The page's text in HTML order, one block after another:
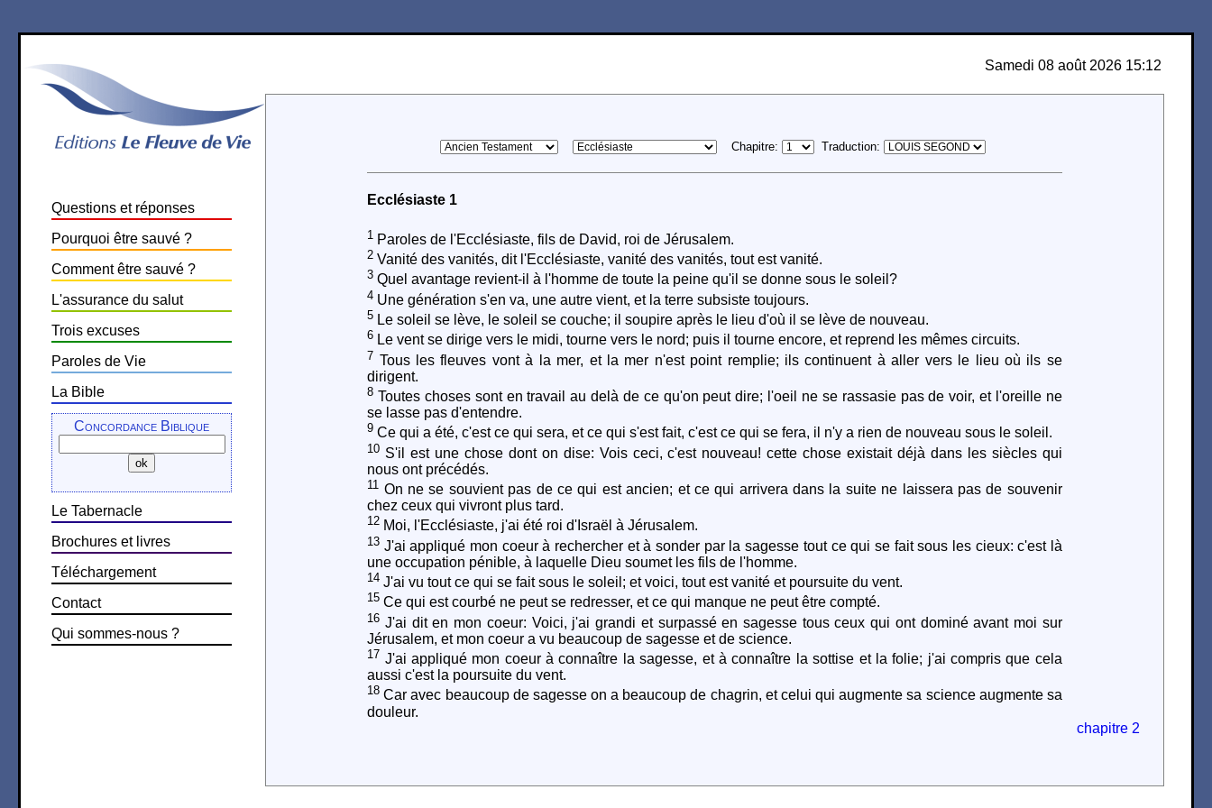
Samedi 08 août 2026 15:12
Questions et réponses
Pourquoi être sauvé ?
Comment être sauvé ?
L'assurance du salut
Trois excuses
Paroles de Vie
La Bible
Concordance Biblique
Le Tabernacle
Brochures et livres
Téléchargement
Contact
Qui sommes-nous ?
Chapitre: Traduction:
Ecclésiaste 1
1 Paroles de l'Ecclésiaste, fils de David, roi de Jérusalem.
2 Vanité des vanités, dit l'Ecclésiaste, vanité des vanités, tout est vanité.
3 Quel avantage revient-il à l'homme de toute la peine qu'il se donne sous le soleil?
4 Une génération s'en va, une autre vient, et la terre subsiste toujours.
5 Le soleil se lève, le soleil se couche; il soupire après le lieu d'où il se lève de nouveau.
6 Le vent se dirige vers le midi, tourne vers le nord; puis il tourne encore, et reprend les mêmes circuits.
7 Tous les fleuves vont à la mer, et la mer n'est point remplie; ils continuent à aller vers le lieu où ils se
dirigent.
8 Toutes choses sont en travail au delà de ce qu'on peut dire; l'oeil ne se rassasie pas de voir, et l'oreille ne
se lasse pas d'entendre.
9 Ce qui a été, c'est ce qui sera, et ce qui s'est fait, c'est ce qui se fera, il n'y a rien de nouveau sous le soleil.
10 S'il est une chose dont on dise: Vois ceci, c'est nouveau! cette chose existait déjà dans les siècles qui
nous ont précédés.
11 On ne se souvient pas de ce qui est ancien; et ce qui arrivera dans la suite ne laissera pas de souvenir
chez ceux qui vivront plus tard.
12 Moi, l'Ecclésiaste, j'ai été roi d'Israël à Jérusalem.
13 J'ai appliqué mon coeur à rechercher et à sonder par la sagesse tout ce qui se fait sous les cieux: c'est là
une occupation pénible, à laquelle Dieu soumet les fils de l'homme.
14 J'ai vu tout ce qui se fait sous le soleil; et voici, tout est vanité et poursuite du vent.
15 Ce qui est courbé ne peut se redresser, et ce qui manque ne peut être compté.
16 J'ai dit en mon coeur: Voici, j'ai grandi et surpassé en sagesse tous ceux qui ont dominé avant moi sur
Jérusalem, et mon coeur a vu beaucoup de sagesse et de science.
17 J'ai appliqué mon coeur à connaître la sagesse, et à connaître la sottise et la folie; j'ai compris que cela
aussi c'est la poursuite du vent.
18 Car avec beaucoup de sagesse on a beaucoup de chagrin, et celui qui augmente sa science augmente sa
douleur.
chapitre 2